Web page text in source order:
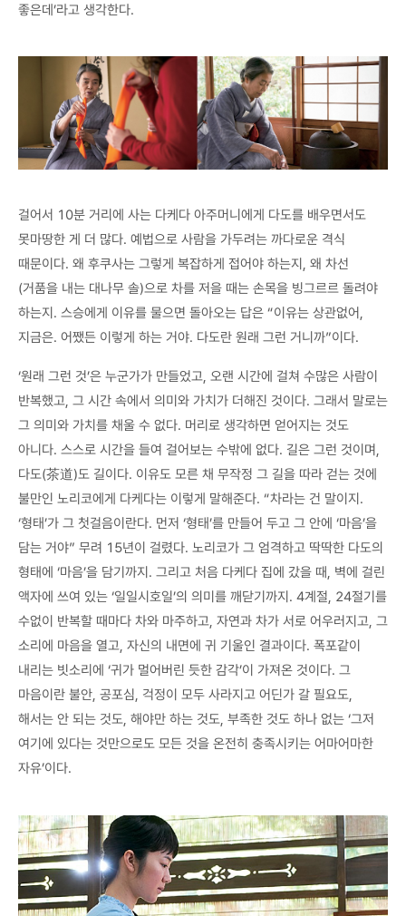
좋은데’라고 생각한다.
걸어서 10분 거리에 사는 다케다 아주머니에게 다도를 배우면서도
못마땅한 게 더 많다. 예법으로 사람을 가두려는 까다로운 격식
때문이다. 왜 후쿠사는 그렇게 복잡하게 접어야 하는지, 왜 차선
(거품을 내는 대나무 솔)으로 차를 저을 때는 손목을 빙그르르 돌려야
하는지. 스승에게 이유를 물으면 돌아오는 답은 “이유는 상관없어,
지금은. 어쨌든 이렇게 하는 거야. 다도란 원래 그런 거니까”이다.
‘원래 그런 것’은 누군가가 만들었고, 오랜 시간에 걸쳐 수많은 사람이
반복했고, 그 시간 속에서 의미와 가치가 더해진 것이다. 그래서 말로는
그 의미와 가치를 채울 수 없다. 머리로 생각하면 얻어지는 것도
아니다. 스스로 시간을 들여 걸어보는 수밖에 없다. 길은 그런 것이며,
다도(茶道)도 길이다. 이유도 모른 채 무작정 그 길을 따라 걷는 것에
불만인 노리코에게 다케다는 이렇게 말해준다. “차라는 건 말이지.
‘형태’가 그 첫걸음이란다. 먼저 ‘형태’를 만들어 두고 그 안에 ‘마음’을
담는 거야” 무려 15년이 걸렸다. 노리코가 그 엄격하고 딱딱한 다도의
형태에 ‘마음’을 담기까지. 그리고 처음 다케다 집에 갔을 때, 벽에 걸린
액자에 쓰여 있는 ‘일일시호일’의 의미를 깨닫기까지. 4계절, 24절기를
수없이 반복할 때마다 차와 마주하고, 자연과 차가 서로 어우러지고, 그
소리에 마음을 열고, 자신의 내면에 귀 기울인 결과이다. 폭포같이
내리는 빗소리에 ‘귀가 멀어버린 듯한 감각’이 가져온 것이다. 그
마음이란 불안, 공포심, 걱정이 모두 사라지고 어딘가 갈 필요도,
해서는 안 되는 것도, 해야만 하는 것도, 부족한 것도 하나 없는 ‘그저
여기에 있다는 것만으로도 모든 것을 온전히 충족시키는 어마어마한
자유’이다.